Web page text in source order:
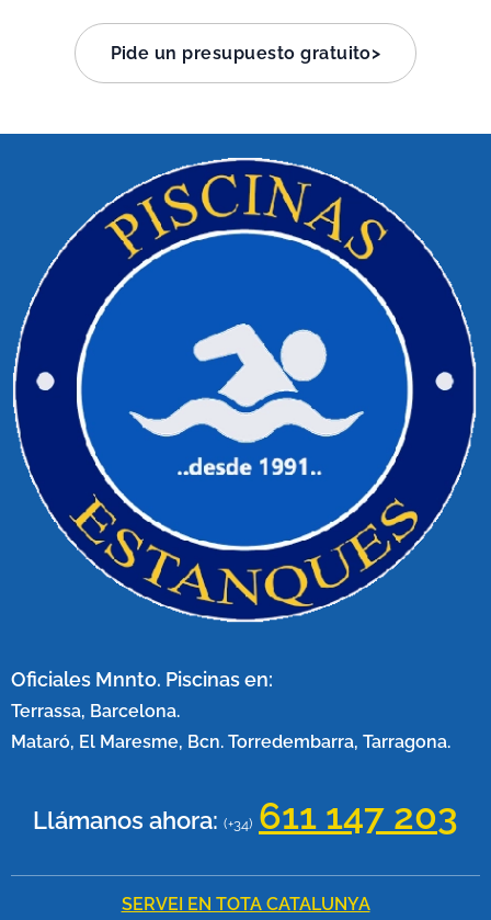
Pide un presupuesto gratuito>
Oficiales Mnnto. Piscinas en:
Terrassa, Barcelona.
Mataró, El Maresme, Bcn. Torredembarra, Tarragona.
Llámanos ahora: (+34) 611 147 203
SERVEI EN TOTA CATALUNYA